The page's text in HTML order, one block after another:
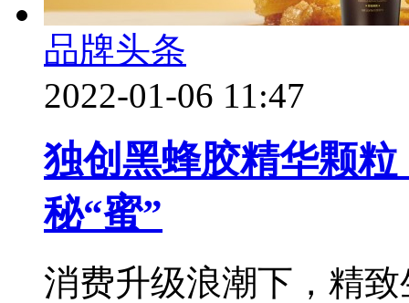
品牌头条
2022-01-06 11:47
独创黑蜂胶精华颗
秘“蜜”
消费升级浪潮下，精